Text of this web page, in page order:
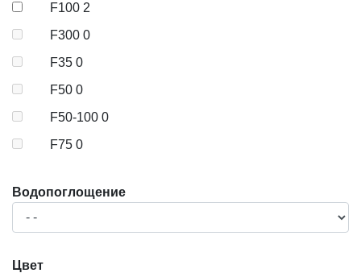
F100 2
F300 0
F35 0
F50 0
F50-100 0
F75 0
Водопоглощение
Цвет